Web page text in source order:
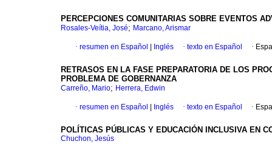
PERCEPCIONES COMUNITARIAS SOBRE EVENTOS
Rosales-Veítia, José; Marcano, Arismar
· resumen en Español Inglés · texto en Español ·
RETRASOS EN LA FASE PREPARATORIA DE LOS
PROBLEMA DE GOBERNANZA
Carreño, Mario; Herrera, Edwin
· resumen en Español Inglés · texto en Español ·
POLÍTICAS PÚBLICAS Y EDUCACIÓN INCLUSIVA EN
Chuchon, Jesús